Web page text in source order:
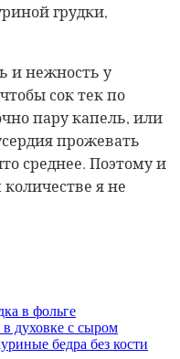
грудки,
и нежность у
сок тек по
пару капель, или
прожевать
среднее. Поэтому и
я не
в фольге
в духовке с сыром
бедра без кости